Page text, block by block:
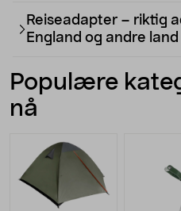
Reiseadapter – riktig
England og andre land
Populære
nå